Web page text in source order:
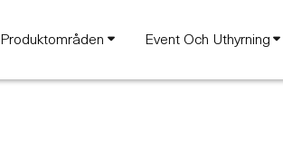
Produktområden Event Och Uthyrning